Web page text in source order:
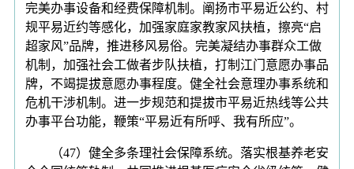
完美办事设备和经费保障机制。阐扬市平易近公约、村
规平易近约等感化，加强家庭家教家风扶植，擦亮“启
超家风”品牌，推进移风易俗。完美凝结办事群众工做
机制，加强社会工做者步队扶植，打制江门意愿办事品
牌，不竭提拔意愿办事程度。健全社会意理办事系统和
危机干涉机制。进一步规范和提拔市平易近热线等公共
办事平台功能，鞭策“平易近有所呼、我有所应”。
（47）健全多条理社会保障系统。落实根基养老安